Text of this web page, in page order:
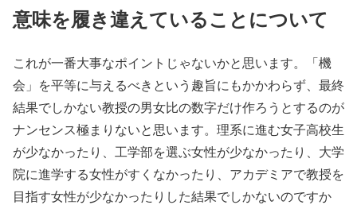
意味を履き違えていることについて
これが一番大事なポイントじゃないかと思います。「機
会」を平等に与えるべきという趣旨にもかかわらず、最終
結果でしかない教授の男女比の数字だけ作ろうとするのが
ナンセンス極まりないと思います。理系に進む女子高校生
が少なかったり、工学部を選ぶ女性が少なかったり、大学
院に進学する女性がすくなかったり、アカデミアで教授を
目指す女性が少なかったりした結果でしかないのですか